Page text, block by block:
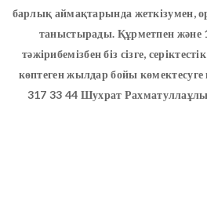
барлық аймақтарында жеткізумен,
таныстырады. Құрметпен
тәжірибемізбен біз сізге,
көптеген жылдар бойы
317 33 44 Шухрат